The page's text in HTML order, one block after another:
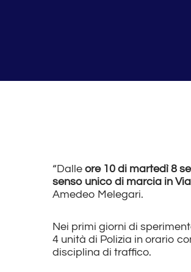
“Dalle ore 10 di martedì 8
senso unico di marcia in
Amedeo Melegari.
Nei primi giorni di
4 unità di Polizia in orario
disciplina di traffico.